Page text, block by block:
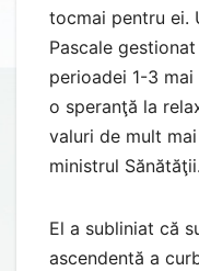
tocmai pentru ei.
Pascale
perioadei 1-3
o speranţă la
valuri de mult
ministrul Sănătăţii.
El a subliniat că
ascendentă a